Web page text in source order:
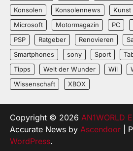
Konsolen
Konsolennews Kunst
Microsoft
Motormagazin PC
PSP
Ratgeber Renovieren
Smartphones
sony Sport
Tipps
Welt der Wunder Wii
Wissenschaft
XBOX
Copyright © 2026 AN1WORLD
Accurate News by Ascendoor |
WordPress.